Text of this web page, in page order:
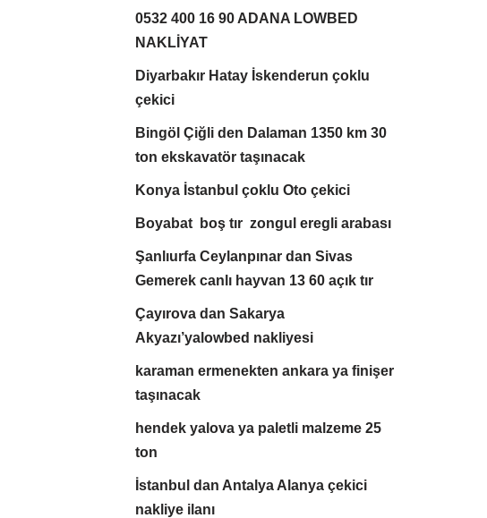
0532 400 16 90 ADANA LOWBED
NAKLİYAT
Diyarbakır Hatay İskenderun çoklu
çekici
Bingöl Çiğli den Dalaman 1350 km 30
ton ekskavatör taşınacak
Konya İstanbul çoklu Oto çekici
Boyabat boş tır zongul eregli arabası
Şanlıurfa Ceylanpınar dan Sivas
Gemerek canlı hayvan 13 60 açık tır
Çayırova dan Sakarya
Akyazı’yalowbed nakliyesi
karaman ermenekten ankara ya finişer
taşınacak
hendek yalova ya paletli malzeme 25
ton
İstanbul dan Antalya Alanya çekici
nakliye ilanı